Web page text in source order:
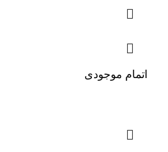
اتمام موجودی